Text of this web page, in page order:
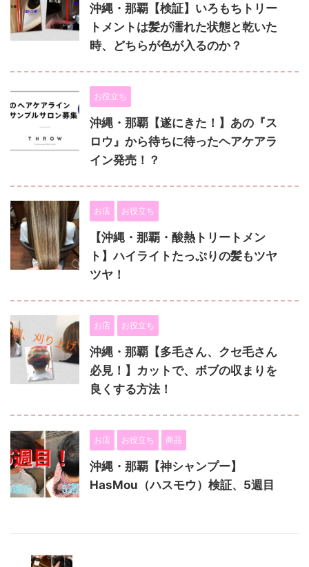
沖縄・那覇【検証】いろもちトリー
トメントは髪が濡れた状態と乾いた
時、どちらが色が入るのか？
お役立ち
沖縄・那覇【遂にきた！】あの『ス
ロウ』から待ちに待ったヘアケアラ
イン発売！？
お店 お役立ち
【沖縄・那覇・酸熱トリートメン
ト】ハイライトたっぷりの髪もツヤ
ツヤ！
お店 お役立ち
沖縄・那覇【多毛さん、クセ毛さん
必見！】カットで、ボブの収まりを
良くする方法！
お店 お役立ち 商品
沖縄・那覇【神シャンプー】
HasMou（ハスモウ）検証、5週目